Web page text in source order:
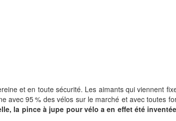
et en toute sécurité. Les aimants qui viennent
avec 95 % des vélos sur le marché et avec toutes
la pince à jupe pour vélo a en effet été